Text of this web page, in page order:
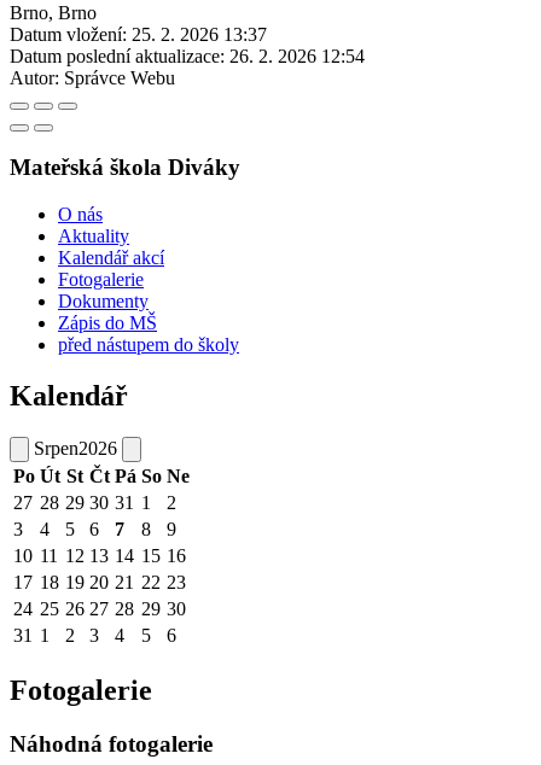
Brno, Brno
Datum vložení: 25. 2. 2026 13:37
Datum poslední aktualizace: 26. 2. 2026 12:54
Autor: Správce Webu
Mateřská škola Diváky
O nás
Aktuality
Kalendář akcí
Fotogalerie
Dokumenty
Zápis do MŠ
před nástupem do školy
Kalendář
Srpen2026
Po Út St Čt Pá So Ne
27 28 29 30 31 1
2
3
4 5 6 7 8
9
10 11 12 13 14 15 16
17 18 19 20 21 22 23
24 25 26 27 28 29 30
31 1 2 3 4 5 6
Fotogalerie
Náhodná fotogalerie